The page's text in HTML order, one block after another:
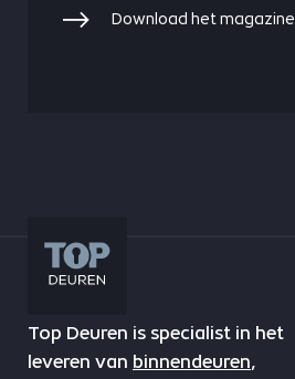
Download het magazine
Top Deuren is specialist in het
leveren van binnendeuren,